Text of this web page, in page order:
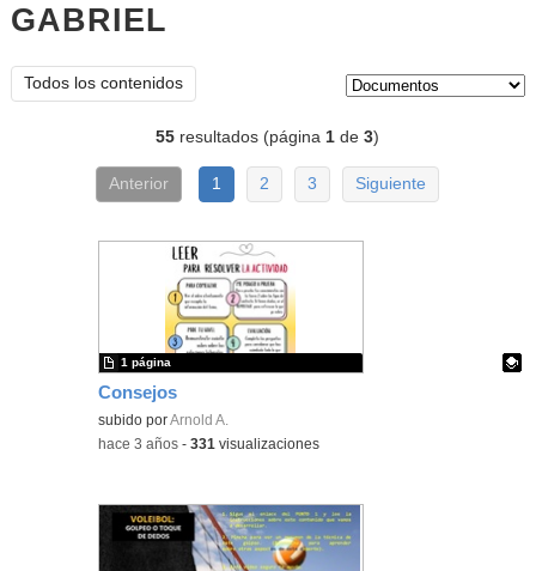
GABRIEL
Todos los contenidos
55 resultados (página1 de3)
Anterior 1 2 3 Siguiente
Consejos
Contenido educativo.
subido porArnold A.
1 página
-hace 3 años -331 visualizaciones